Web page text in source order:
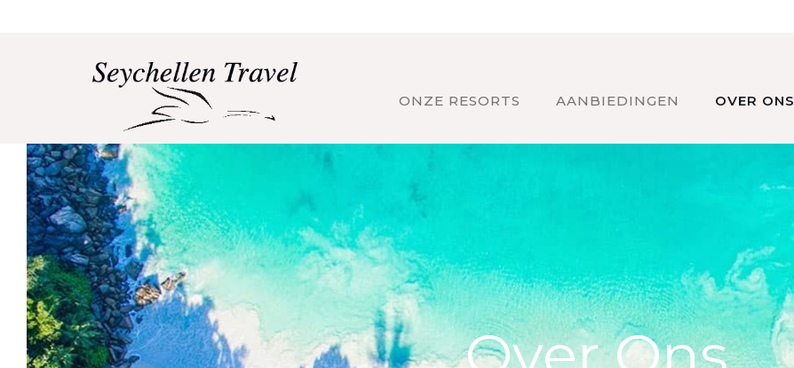
ONZE RESORTS AANBIEDINGEN OVER ONS